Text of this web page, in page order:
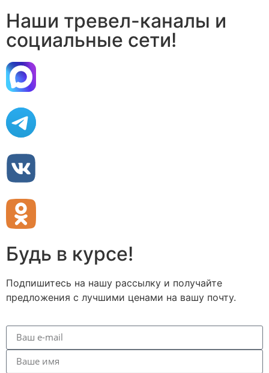
Наши тревел-каналы и
социальные сети!
Будь в курсе!
Подпишитесь на нашу рассылку и получайте
предложения с лучшими ценами на вашу почту.